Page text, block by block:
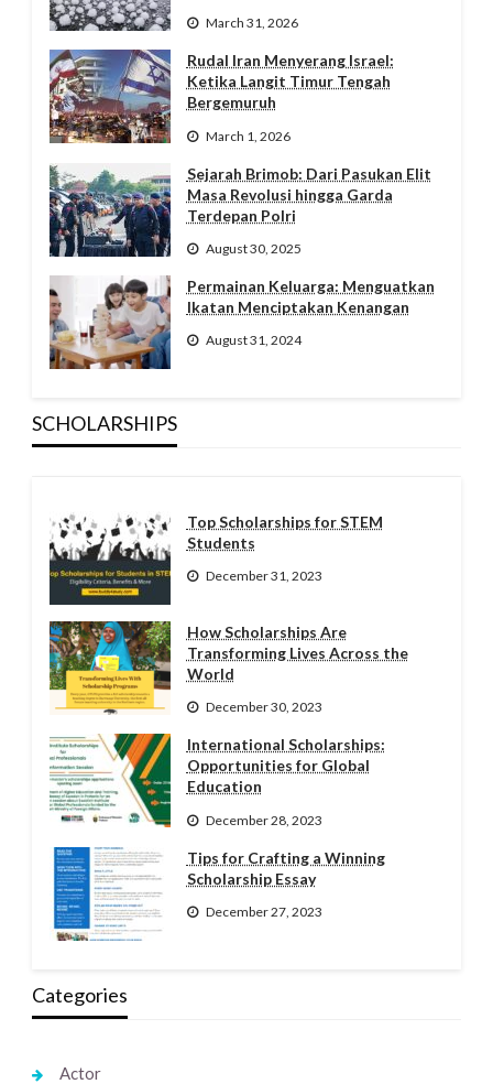
March 31, 2026
Rudal Iran Menyerang Israel:
Ketika Langit Timur Tengah
Bergemuruh
March 1, 2026
Sejarah Brimob: Dari Pasukan Elit
Masa Revolusi hingga Garda
Terdepan Polri
August 30, 2025
Permainan Keluarga: Menguatkan
Ikatan Menciptakan Kenangan
August 31, 2024
SCHOLARSHIPS
Top Scholarships for STEM
Students
December 31, 2023
How Scholarships Are
Transforming Lives Across the
World
December 30, 2023
International Scholarships:
Opportunities for Global
Education
December 28, 2023
Tips for Crafting a Winning
Scholarship Essay
December 27, 2023
Categories
Actor